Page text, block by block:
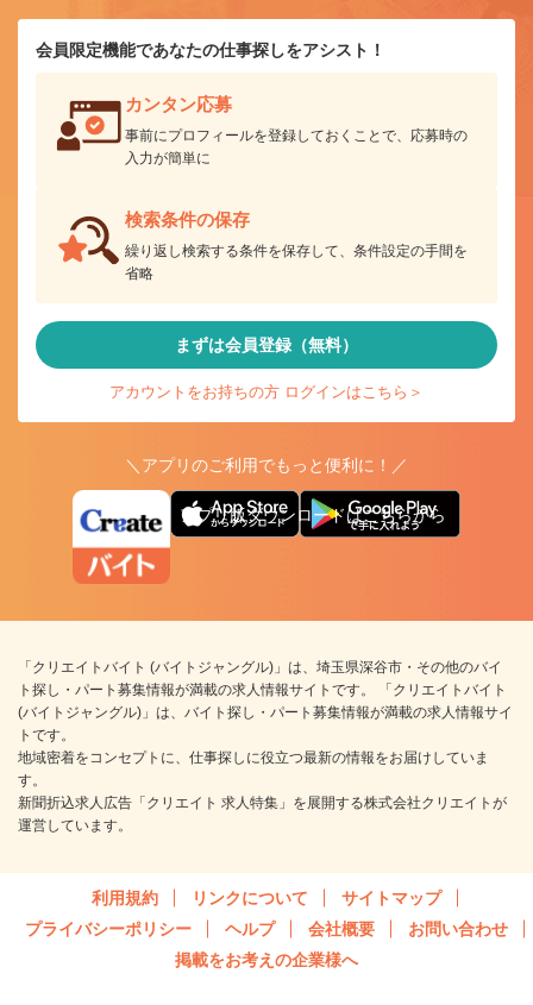
会員限定機能であなたの仕事探しをアシスト！
カンタン応募
事前にプロフィールを登録しておくことで、応募時の
入力が簡単に
検索条件の保存
繰り返し検索する条件を保存して、条件設定の手間を
省略
まずは会員登録（無料）
アカウントをお持ちの方 ログインはこちら＞
＼アプリのご利用でもっと便利に！／
アプリ版ダウンロードはこちらから
「クリエイトバイト (バイトジャングル)」は、埼玉県深谷市・その他のバイ
ト探し・パート募集情報が満載の求人情報サイトです。 「クリエイトバイト
(バイトジャングル)」は、バイト探し・パート募集情報が満載の求人情報サイ
トです。
地域密着をコンセプトに、仕事探しに役立つ最新の情報をお届けしていま
す。
新聞折込求人広告「クリエイト 求人特集」を展開する株式会社クリエイトが
運営しています。
利用規約 リンクについて
サイトマップ
プライバシーポリシー
ヘルプ 会社概要
お問い合わせ
掲載をお考えの企業様へ